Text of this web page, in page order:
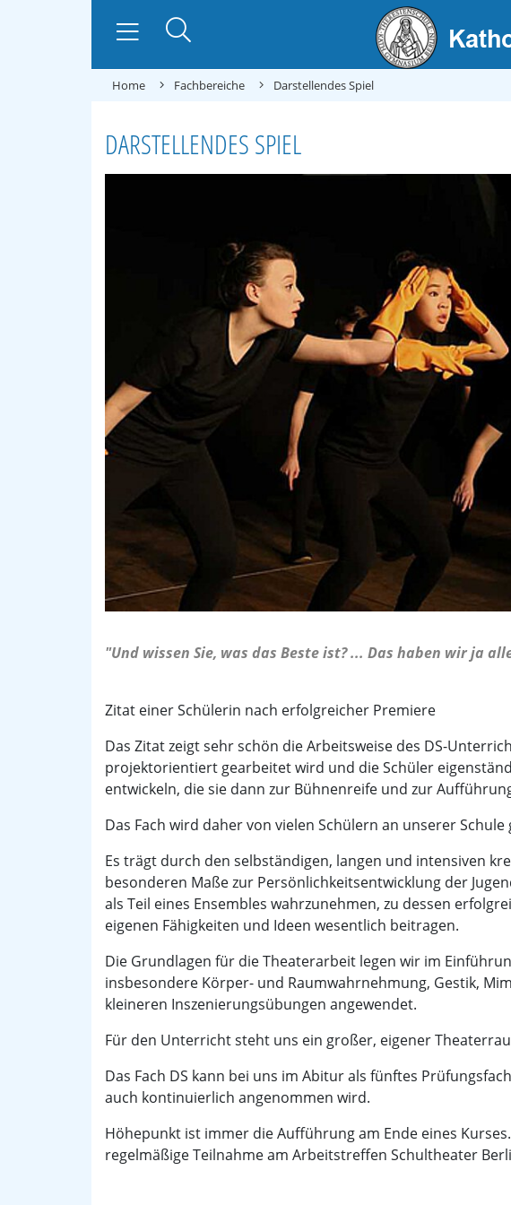
Home Fachbereiche Darstellendes Spiel
DARSTELLENDES SPIEL
"Und wissen Sie, was das Beste ist? ... Das haben wir ja
Zitat einer Schülerin nach erfolgreicher Premiere
Das Zitat zeigt sehr schön die Arbeitsweise des DS-
projektorientiert gearbeitet wird und die Schüler
entwickeln, die sie dann zur Bühnenreife und zur
Das Fach wird daher von vielen Schülern an unserer Schule
Es trägt durch den selbständigen, langen und intensiven
besonderen Maße zur Persönlichkeitsentwicklung der
als Teil eines Ensembles wahrzunehmen, zu dessen
eigenen Fähigkeiten und Ideen wesentlich beitragen.
Die Grundlagen für die Theaterarbeit legen wir im
insbesondere Körper- und Raumwahrnehmung, Gestik,
kleineren Inszenierungsübungen angewendet.
Für den Unterricht steht uns ein großer, eigener
Das Fach DS kann bei uns im Abitur als fünftes
auch kontinuierlich angenommen wird.
Höhepunkt ist immer die Aufführung am Ende eines
regelmäßige Teilnahme am Arbeitstreffen Schultheater